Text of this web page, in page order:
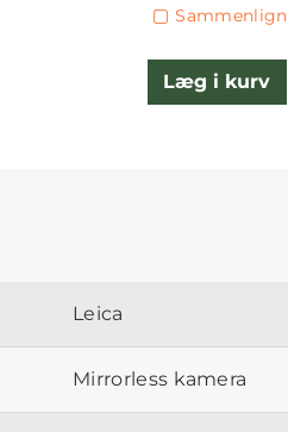
Sammenlign
Læg i kurv
Leica
Mirrorless kamera